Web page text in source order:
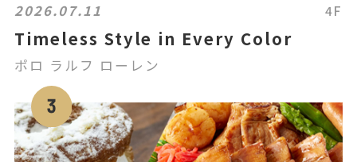
2026.07.11 4F
Timeless Style in Every Color
ポロ ラルフ ローレン